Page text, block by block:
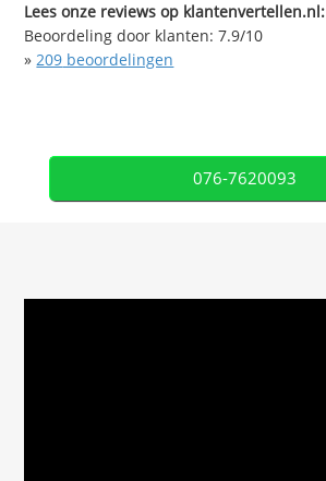
Lees onze reviews op klantenvertellen.nl:
Beoordeling door klanten:7.9/10
»209 beoordelingen
076-7620093